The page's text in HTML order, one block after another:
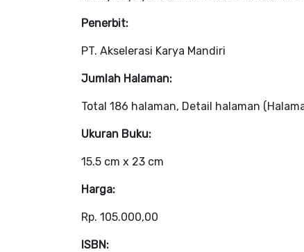
Penerbit:
PT. Akselerasi Karya Mandiri
Jumlah Halaman:
Total 186 halaman, Detail halaman
Ukuran Buku:
15.5 cm x 23 cm
Harga:
Rp. 105.000,00
ISBN: